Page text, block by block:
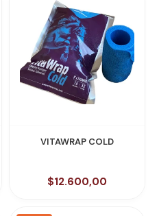
VITAWRAP COLD
$12.600,00